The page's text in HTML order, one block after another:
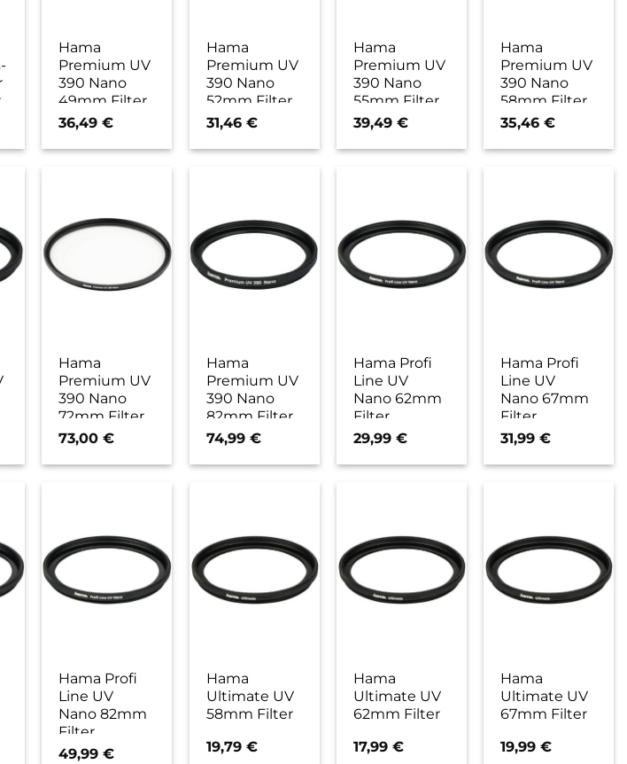
Hama
Premium UV
390 Nano
49mm Filter
36,49€
Hama
Premium UV
390 Nano
52mm Filter
31,46 €
Hama
Premium UV
390 Nano
55mm Filter
39,49€
Hama
Premium UV
390 Nano
58mm Filter
35,46€
Hama
Premium UV
390 Nano
72mm Filter
73,00€
Hama
Premium UV
390 Nano
82mm Filter
74,99 €
Hama Profi
Line UV
Nano 62mm
Filter
29,99€
Hama Profi
Line UV
Nano 67mm
Filter
31,99€
Hama Profi
Line UV
Nano 82mm
Filter
49,99€
Hama
Ultimate UV
58mm Filter
19,79 €
Hama
Ultimate UV
62mm Filter
17,99€
Hama
Ultimate UV
67mm Filter
19,99€